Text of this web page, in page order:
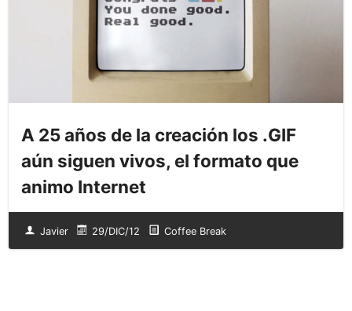
A 25 años de la creación los .GIF
aún siguen vivos, el formato que
animo Internet
Javier 29/DIC/12 Coffee Break